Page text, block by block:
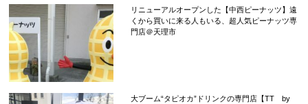
リニューアルオープンした【中西ピーナッツ】遠
くから買いに来る人もいる、超人気ピーナッツ専
門店＠天理市
大ブーム“タピオカ”ドリンクの専門店【TT by